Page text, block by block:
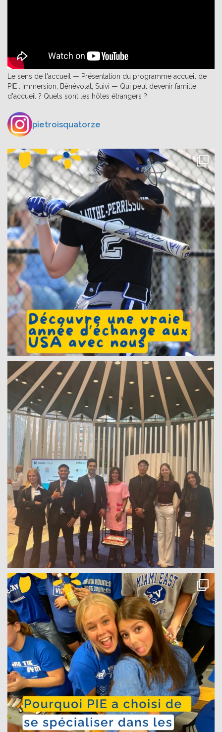
Le sens de l'accueil — Présentation du programme accueil de
PIE : Immersion, Bénévolat, Suivi — Qui peut devenir famille
d'accueil ? Quels sont les hôtes étrangers ?
pietroisquatorze